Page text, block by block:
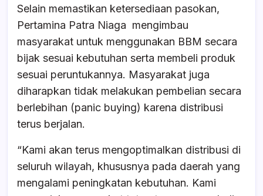
Selain memastikan ketersediaan pasokan,
Pertamina Patra Niaga mengimbau
masyarakat untuk menggunakan BBM secara
bijak sesuai kebutuhan serta membeli produk
sesuai peruntukannya. Masyarakat juga
diharapkan tidak melakukan pembelian secara
berlebihan (panic buying) karena distribusi
terus berjalan.
“Kami akan terus mengoptimalkan distribusi di
seluruh wilayah, khususnya pada daerah yang
mengalami peningkatan kebutuhan. Kami